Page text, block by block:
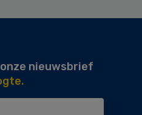
nieuwsbrief